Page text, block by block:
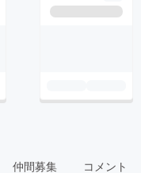
仲間募集 コメント